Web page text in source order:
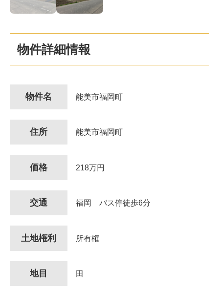
物件詳細情報
物件名 能美市福岡町
住所 能美市福岡町
価格 218万円
交通 福岡 バス停徒歩6分
土地権利 所有権
地目 田